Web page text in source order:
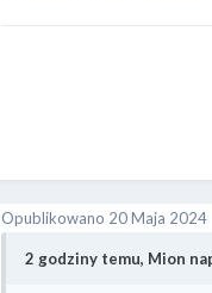
Opublikowano 20 Maja 2024
2 godziny temu, Mion